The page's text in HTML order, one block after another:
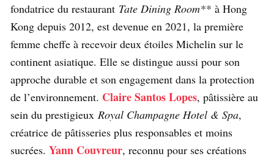
fondatrice du restaurant Tate Dining Room** à Hong
Kong depuis 2012, est devenue en 2021, la première
femme cheffe à recevoir deux étoiles Michelin sur le
continent asiatique. Elle se distingue aussi pour son
approche durable et son engagement dans la protection
de l’environnement. Claire Santos Lopes, pâtissière au
sein du prestigieux Royal Champagne Hotel & Spa,
créatrice de pâtisseries plus responsables et moins
sucrées. Yann Couvreur, reconnu pour ses créations